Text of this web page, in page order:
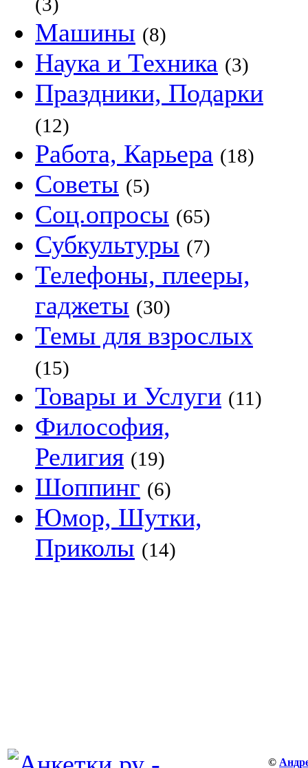
Машины (8)
Наука и Техника (3)
Праздники, Подарки
(12)
Работа, Карьера (18)
Советы (5)
Соц.опросы (65)
Субкультуры (7)
Телефоны, плееры,
гаджеты (30)
Темы для взрослых
(15)
Товары и Услуги (11)
Философия,
Религия (19)
Шоппинг (6)
Юмор, Шутки,
Приколы (14)
©